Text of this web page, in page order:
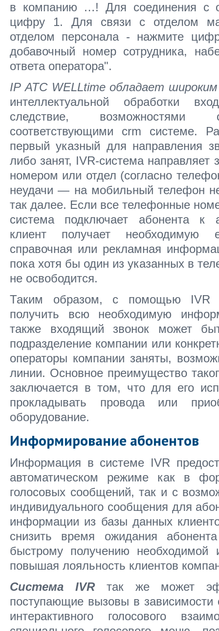
в компанию …! Для соединения с
цифру 1. Для связи с отделом
отделом персонала - нажмите
добавочный номер сотрудника,
ответа оператора".
IP АТС WELLtime обладает
интеллектуальной обработки
следствие, возможностями
соответствующими crm системе.
первый указный для направления
либо занят, IVR-система направляет
номером или отдел (согласно
неудачи — на мобильный телефон
так далее. Если все телефонные
система подключает абонента к
клиент получает
справочная или рекламная
пока хотя бы один из указанных в
не освободится.
Таким образом, с помощью IVR
получить всю необходимую
также входящий звонок может
подразделение компании или
операторы компании заняты,
линии. Основное преимущество
заключается в том, что для его
прокладывать провода или
оборудование.
Информирование абонентов
Информация в системе IVR
автоматическом режиме как в
голосовых сообщений, так и с
индивидуального сообщения для
информации из базы данных
снизить время ожидания
быстрому получению
повышая лояльность клиентов
Система IVRтак же может
поступающие вызовы в зависимости
интерактивного голосового